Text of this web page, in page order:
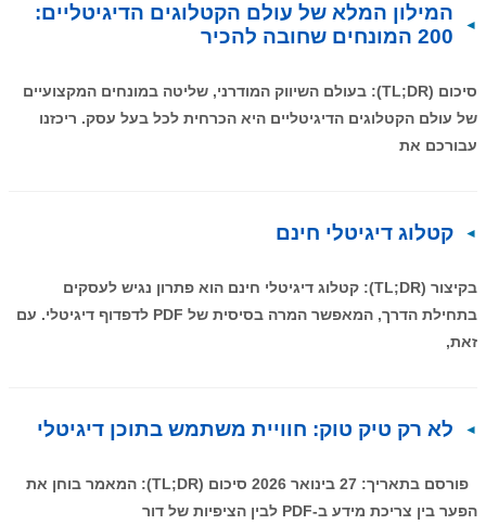
המילון המלא של עולם הקטלוגים הדיגיטליים:
200 המונחים שחובה להכיר
סיכום (TL;DR): בעולם השיווק המודרני, שליטה במונחים המקצועיים
של עולם הקטלוגים הדיגיטליים היא הכרחית לכל בעל עסק. ריכזנו
עבורכם את
קטלוג דיגיטלי חינם
בקיצור (TL;DR): קטלוג דיגיטלי חינם הוא פתרון נגיש לעסקים
בתחילת הדרך, המאפשר המרה בסיסית של PDF לדפדוף דיגיטלי. עם
זאת,
לא רק טיק טוק: חוויית משתמש בתוכן דיגיטלי
פורסם בתאריך: 27 בינואר 2026 סיכום (TL;DR): המאמר בוחן את
הפער בין צריכת מידע ב-PDF לבין הציפיות של דור